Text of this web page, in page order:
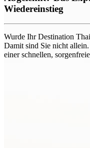
Wiedereinstieg
Wurde Ihr Destination
Damit sind Sie nicht
einer schnellen,